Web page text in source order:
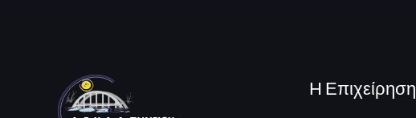
Η Επιχείρηση